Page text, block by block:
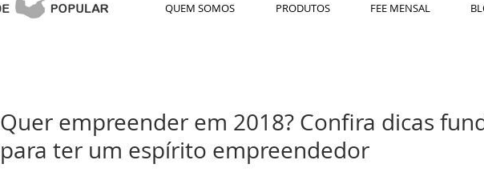
QUEM SOMOS PRODUTOS FEE MENSAL
Quer empreender em 2018? Confira dicas
para ter um espírito empreendedor